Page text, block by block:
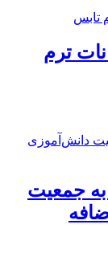
ترم
نفر به جمعیت